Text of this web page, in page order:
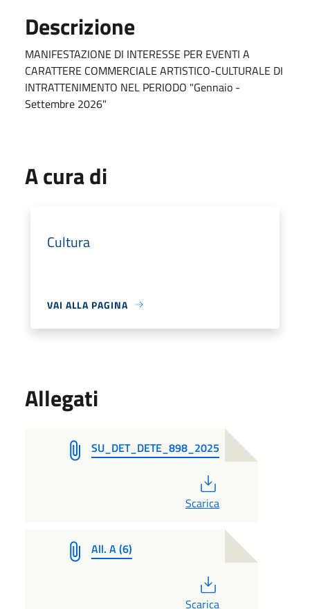
Descrizione
MANIFESTAZIONE DI INTERESSE PER EVENTI A
CARATTERE COMMERCIALE ARTISTICO-CULTURALE DI
INTRATTENIMENTO NEL PERIODO "Gennaio -
Settembre 2026"
A cura di
Cultura
VAI ALLA PAGINA
Allegati
SU_DET_DETE_898_2025
Scarica
All. A (6)
Scarica